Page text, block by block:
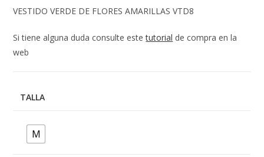
VESTIDO VERDE DE FLORES AMARILLAS VTD8
Si tiene alguna duda consulte estetutorial de compra en la
web
TALLA
M